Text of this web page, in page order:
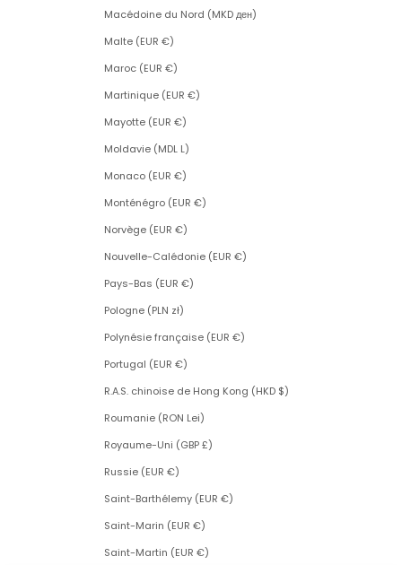
Macédoine du Nord (MKD ден)
Malte (EUR €)
Maroc (EUR €)
Martinique (EUR €)
Mayotte (EUR €)
Moldavie (MDL L)
Monaco (EUR €)
Monténégro (EUR €)
Norvège (EUR €)
Nouvelle-Calédonie (EUR €)
Pays-Bas (EUR €)
Pologne (PLN zł)
Polynésie française (EUR €)
Portugal (EUR €)
R.A.S. chinoise de Hong Kong (HKD $)
Roumanie (RON Lei)
Royaume-Uni (GBP £)
Russie (EUR €)
Saint-Barthélemy (EUR €)
Saint-Marin (EUR €)
Saint-Martin (EUR €)